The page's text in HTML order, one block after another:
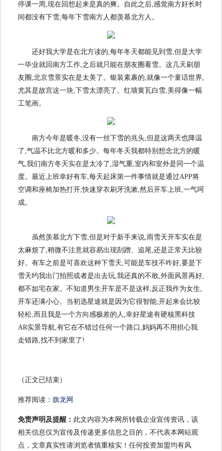
停课一周,现在回想起来是真的爽。自此之后,感觉南方好长时
间都没有下雪,每年下雪南方人都羡慕北方人。
还好我大学是在北方读的,每年冬天都能见到雪,但是大学
一毕业就回南方工作,之后就只能在朋友圈看雪。这几天刷朋
友圈,北京雪景实在是太美了。银装素裹的,就像一个童话世界,
尤其是故宫这一块,下雪太漂亮了。红墙黄瓦白雪,美得像一幅
工笔画。
南方今年是暖冬,没有一丝下雪的兆头,但是这两天也降温
了,气温不比北方暖和多少。每年冬天我都特别想念北方的暖
气,我们南方冬天实在是太冷了,湿气重,室内和室外是同一个温
度。最近上班幸好有车,每天起床第一件事情就是通过APP将
空调和座椅加热打开,快速穿衣刷牙洗漱,然后开车上班,一气呵
成。
虽然羡慕北方下雪,但是对于新手来说,雨雪天开车实在是
太麻烦了,稍微不注意就容易出现刮蹭、追尾,还是正常天比较
好。有车之前是可喜欢这种下雪天,可能是车技不咋好,要是下
雪天约我出门拍照或者是出去玩,我还真的不敢,外面风景再好,
都不如宅在家。不知道男生开车是不是这样,反正我作为女生,
开车还满小心。当初选星途就是因为它很智能,开起来会比较
轻松,而且我是一个方向感极差的人,幸好星途有硬核黑科技
AR实景导航,有它在不错过任何一个路口,妈妈再不用担心我
走错路,找不到家里了!
（正文已结束）
推荐阅读： 旗龙网
免责声明及提醒： 此文内容为本网所转载企业宣传资讯，该
相关信息仅为宣传及传递更多信息之目的，不代表本网站观
点，文章真实性请浏览者慎重核实！任何投资加盟均有风